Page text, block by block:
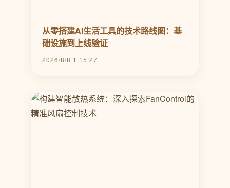
从零搭建AI生活工具的技术路线图：基
础设施到上线验证
2026/8/8 1:15:27